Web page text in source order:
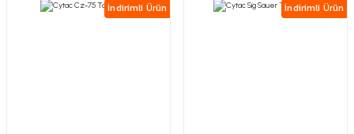
İndirimli Ürün İndirimli Ürün